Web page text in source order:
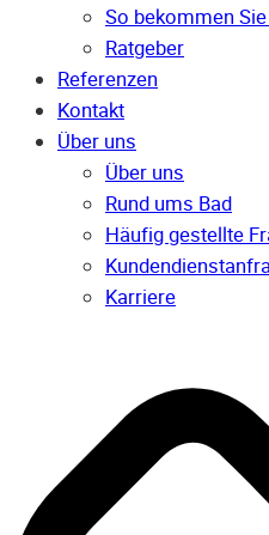
So bekommen
Ratgeber
Referenzen
Kontakt
Über uns
Über uns
Rund ums Bad
Häufig gestellte
Karriere